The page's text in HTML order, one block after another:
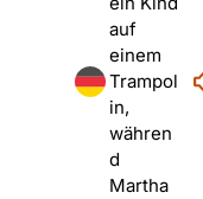
auf
einem
Trampol
in,
währen
d
Martha